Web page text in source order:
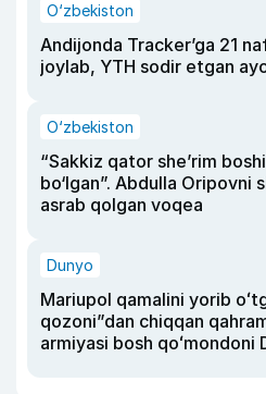
O‘zbekiston
Andijonda Tracker’ga 21
joylab, YTH sodir etgan
O‘zbekiston
“Sakkiz qator she’rim
bo‘lgan”. Abdulla Oripovni
asrab qolgan voqea
Dunyo
Mariupol qamalini yorib
qozoni”dan chiqqan
armiyasi bosh qoʻmondoni